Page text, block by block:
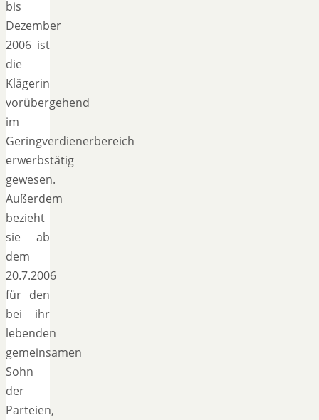
bis
Dezember
2006 ist
die
Klägerin
vorübergehend
im
Geringverdienerbereich
erwerbstätig
gewesen.
Außerdem
bezieht
sie ab
dem
20.7.2006
für den
bei ihr
lebenden
gemeinsamen
Sohn
der
Parteien,